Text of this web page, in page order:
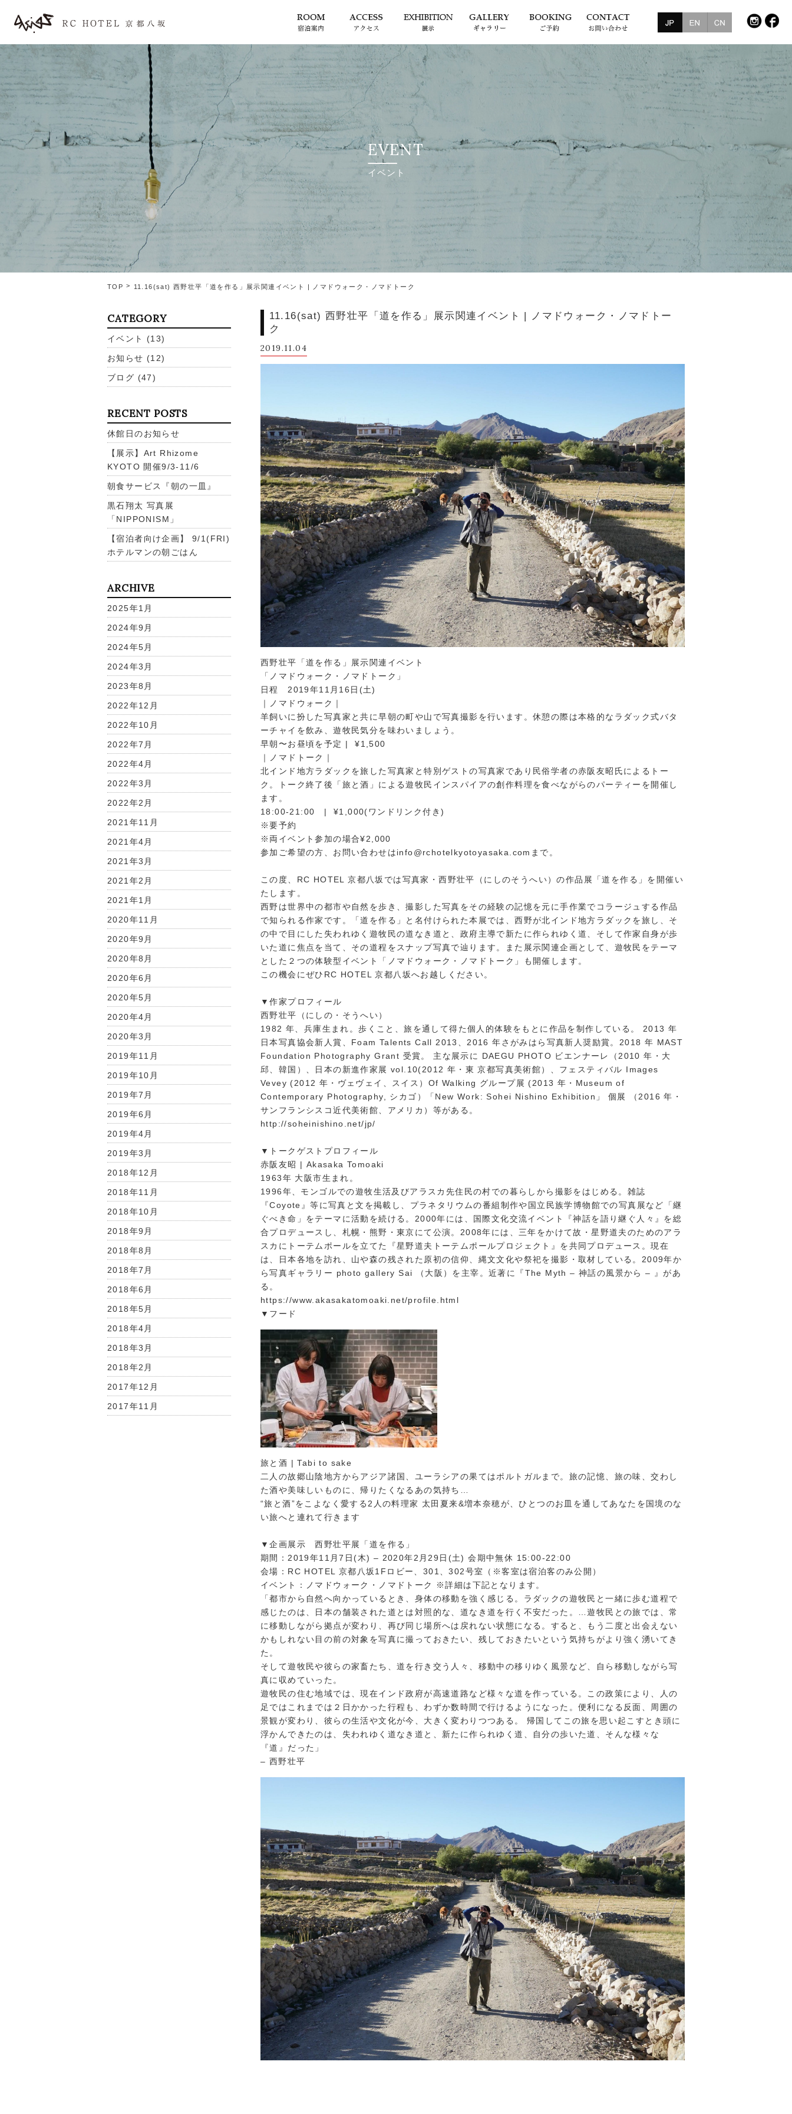
EVENT
イベント
TOP 11.16(sat) 西野壮平「道を作る」展示関連イベント | ノマドウォーク・ノマドトーク
11.16(sat) 西野壮平「道を作る」展示関連イベント | ノマドウォーク・ノマドトー
ク
2019.11.04
西野壮平「道を作る」展示関連イベント
「ノマドウォーク・ノマドトーク」
日程 2019年11月16日(土)
｜ノマドウォーク｜
羊飼いに扮した写真家と共に早朝の町や山で写真撮影を行います。休憩の際は本格的なラダック式バタ
ーチャイを飲み、遊牧民気分を味わいましょう。
早朝〜お昼頃を予定 | ¥1,500
｜ノマドトーク｜
北インド地方ラダックを旅した写真家と特別ゲストの写真家であり民俗学者の赤阪友昭氏によるトー
ク。トーク終了後「旅と酒」による遊牧民インスパイアの創作料理を食べながらのパーティーを開催し
ます。
18:00-21:00 | ¥1,000(ワンドリンク付き)
※要予約
※両イベント参加の場合¥2,000
参加ご希望の方、お問い合わせはinfo@rchotelkyotoyasaka.comまで。
この度、RC HOTEL 京都八坂では写真家・西野壮平（にしのそうへい）の作品展「道を作る」を開催い
たします。
西野は世界中の都市や自然を歩き、撮影した写真をその経験の記憶を元に手作業でコラージュする作品
で知られる作家です。「道を作る」と名付けられた本展では、西野が北インド地方ラダックを旅し、そ
の中で目にした失われゆく遊牧民の道なき道と、政府主導で新たに作られゆく道、そして作家自身が歩
いた道に焦点を当て、その道程をスナップ写真で辿ります。また展示関連企画として、遊牧民をテーマ
とした２つの体験型イベント「ノマドウォーク・ノマドトーク」も開催します。
この機会にぜひRC HOTEL 京都八坂へお越しください。
▼作家プロフィール
西野壮平（にしの・そうへい）
1982 年、兵庫生まれ。歩くこと、旅を通して得た個人的体験をもとに作品を制作している。 2013 年
日本写真協会新人賞、Foam Talents Call 2013、2016 年さがみはら写真新人奨励賞。2018 年 MAST
Foundation Photography Grant 受賞。 主な展示に DAEGU PHOTO ビエンナーレ（2010 年・大
邱、韓国）、日本の新進作家展 vol.10(2012 年・東 京都写真美術館）、フェスティバル Images
Vevey (2012 年・ヴェヴェイ、スイス）Of Walking グループ展 (2013 年・Museum of
Contemporary Photography, シカゴ）「New Work: Sohei Nishino Exhibition」 個展 （2016 年・
サンフランシスコ近代美術館、アメリカ）等がある。
http://soheinishino.net/jp/
▼トークゲストプロフィール
赤阪友昭 | Akasaka Tomoaki
1963年 大阪市生まれ。
1996年、モンゴルでの遊牧生活及びアラスカ先住民の村での暮らしから撮影をはじめる。雑誌
『Coyote』等に写真と文を掲載し、プラネタリウムの番組制作や国立 民族学博物館での写真展など「継
ぐべき命」をテーマに活動を続ける。2000年には、国際文化交流イベント『神話を語り継ぐ人々』を総
合プロデュースし、札幌・熊野・ 東京にて公演。2008年には、三年をかけて故・星野道夫のためのアラ
スカにトーテムポールを立てた『星野道夫 トーテムポールプロジェクト』を共同プロデュース。現在
は、日本各地を訪れ、山や森の残された原初の信仰、縄文文化や祭祀を撮影・取材している。2009年か
ら写真ギ ャラリー photo gallery Sai （大阪）を主宰。近著に『The Myth – 神話の風景から – 』があ
る。
https://www.akasakatomoaki.net/profile.html
▼フード
旅と酒 | Tabi to sake
二人の故郷山陰地方からアジア諸国、ユーラシアの果てはポルトガルまで。旅の記憶、旅の味、交わし
た酒や美味しいものに、帰りたくなるあの気持ち…
“旅と酒”をこよなく愛する2人の料理家 太田夏来&増本奈穂が、ひとつのお皿を通してあなたを国境のな
い旅へと連れて行きます
▼企画展示 西野壮平展「道を作る」
期間：2019年11月7日(木) – 2020年2月29日(土) 会期中無休 15:00-22:00
会場：RC HOTEL 京都八坂1Fロビー、301、302号室（※客室は宿泊客のみ公開）
イベント：ノマドウォーク・ノマドトーク ※詳細は下記となります。
「都市から自然へ向かっているとき、身体の移動を強く感じる。ラダックの遊牧民と一緒に歩む道程で
感じたのは、日本の舗装された道とは対照的な、道なき道を行く不安だった。…遊牧民との旅では、常
に移動しながら拠点が変わり、再び同じ場所へは戻れない状態になる。すると、もう二度と出会えない
かもしれない目の前の対象を写真に撮っておきたい、残しておきたいという気持ちがより強く湧いてき
た。
そして遊牧民や彼らの家畜たち、道を行き交う人々、移動中の移りゆく風景など、自ら移動しながら写
真に収めていった。
遊牧民の住む地域では、現在インド政府が高速道路など様々な道を作っている。この政策により、人の
足ではこれまでは２日かかった行程も、わずか数時間で行けるようになった。便利になる反面、周囲の
景観が変わり、彼らの生活や文化が今、大きく変わりつつある。 帰国してこの旅を思い起こすとき頭に
浮かんできたのは、失われゆく道なき道と、新たに作られゆく道、自分の歩いた道、そんな様々な
『道』だった」
– 西野壮平
CATEGORY
イベント (13)
お知らせ (12)
ブログ (47)
RECENT POSTS
休館日のお知らせ
【展示】Art Rhizome
KYOTO 開催9/3-11/6
朝食サービス『朝の一皿』
黒石翔太 写真展
「NIPPONISM」
【宿泊者向け企画】 9/1(FRI)
ホテルマンの朝ごはん
ARCHIVE
2025年1月
2024年9月
2024年5月
2024年3月
2023年8月
2022年12月
2022年10月
2022年7月
2022年4月
2022年3月
2022年2月
2021年11月
2021年4月
2021年3月
2021年2月
2021年1月
2020年11月
2020年9月
2020年8月
2020年6月
2020年5月
2020年4月
2020年3月
2019年11月
2019年10月
2019年7月
2019年6月
2019年4月
2019年3月
2018年12月
2018年11月
2018年10月
2018年9月
2018年8月
2018年7月
2018年6月
2018年5月
2018年4月
2018年3月
2018年2月
2017年12月
2017年11月